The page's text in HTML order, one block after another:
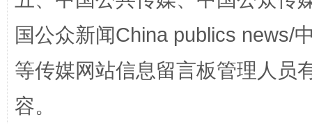
国公众新闻China publics news/
等传媒网站信息留言板管理人员
容。